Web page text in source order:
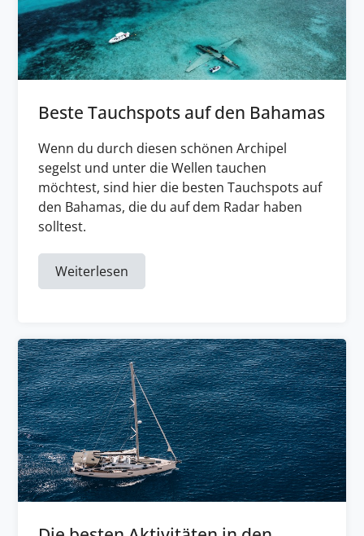
Beste Tauchspots auf den Bahamas
Wenn du durch diesen schönen Archipel
segelst und unter die Wellen tauchen
möchtest, sind hier die besten Tauchspots auf
den Bahamas, die du auf dem Radar haben
solltest.
Weiterlesen